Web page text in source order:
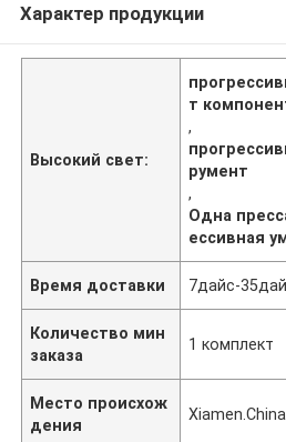
Характер продукции
Высокий свет:
т
,
румент
,
Одна
ессивная
Время доставки 7дайс-
Количество мин
заказа
1 комплект
Место происхож
дения
Xiamen.China